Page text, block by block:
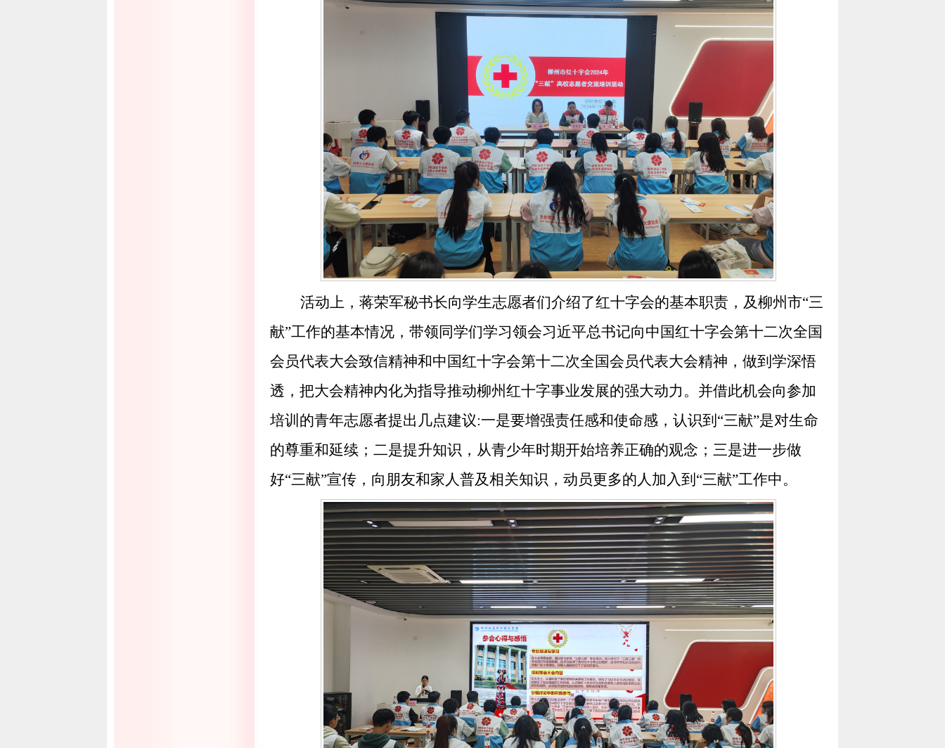
活动上，蒋荣军秘书长向学生志愿者们介绍了红十字会的基本职责，及柳州市“三
献”工作的基本情况，带领同学们学习领会习近平总书记向中国红十字会第十二次全国
会员代表大会致信精神和中国红十字会第十二次全国会员代表大会精神，做到学深悟
透，把大会精神内化为指导推动柳州红十字事业发展的强大动力。并借此机会向参加
培训的青年志愿者提出几点建议:一是要增强责任感和使命感，认识到 “三献”是对生命
的尊重和延续；二是提升知识，从青少年时期开始培养正确的观念；三是进一步做
好“三献”宣传，向朋友和家人普及相关知识，动员更多的人加入到 “三献”工作中。